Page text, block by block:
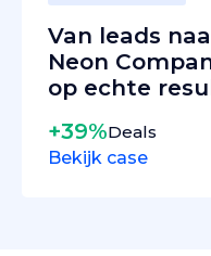
Van leads
Neon
op echte
+39%Deals
Bekijk case